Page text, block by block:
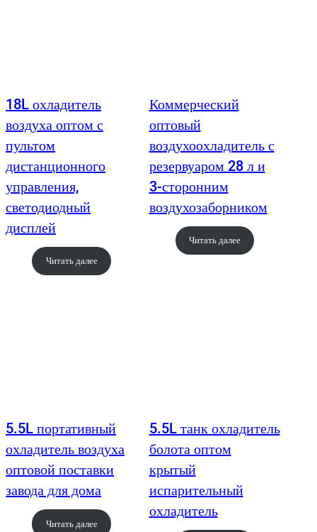
18L охладитель
воздуха оптом с
пультом
дистанционного
управления,
светодиодный
дисплей
Читать далее
Коммерческий
оптовый
воздухоохладитель с
резервуаром 28 л и
3-сторонним
воздухозаборником
Читать далее
5.5L портативный
охладитель воздуха
оптовой поставки
завода для дома
Читать далее
5.5L танк охладитель
болота оптом
крытый
испарительный
охладитель